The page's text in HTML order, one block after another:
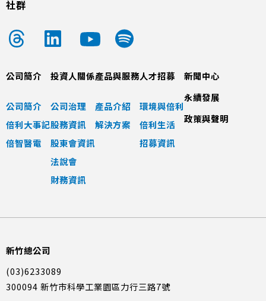
社群
公司簡介
公司簡介
倍利大事記
倍智醫電
投資人關係
公司治理
股務資訊
股東會資訊
法說會
財務資訊
產品與服務
產品介紹
解決方案
人才招募
環境與倍利
倍利生活
招募資訊
新聞中心
永續發展
政策與聲明
新竹總公司
(03)6233089
300094 新竹市科學工業園區力行三路7號